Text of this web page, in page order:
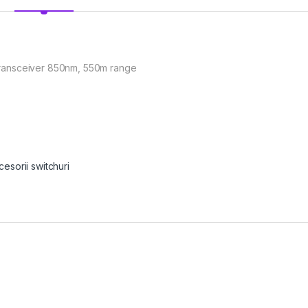
850nm, 550m range
switchuri